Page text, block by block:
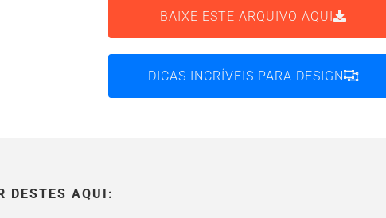
BAIXE ESTE ARQUIVO AQUI
DICAS INCRÍVEIS PARA DESIGN
DESTES AQUI: